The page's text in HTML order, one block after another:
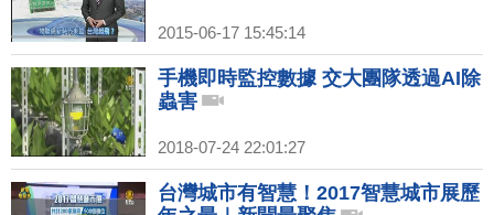
2015-06-17 15:45:14
手機即時監控數據 交大團隊透過AI除
蟲害
2018-07-24 22:01:27
台灣城市有智慧！2017智慧城市展歷